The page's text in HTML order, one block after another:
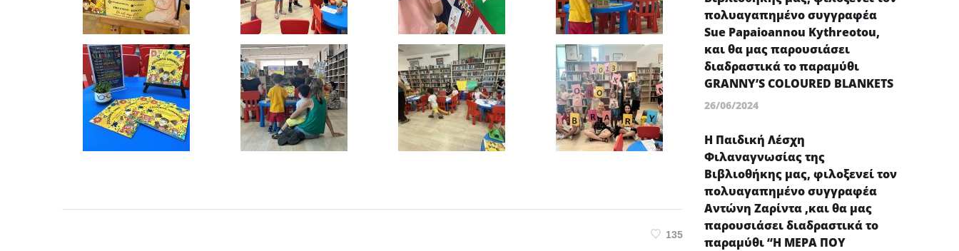
135
πολυαγαπημένο συγγραφέα
Sue Papaioannou Kythreotou,
και θα μας παρουσιάσει
διαδραστικά το παραμύθι
GRANNY’S COLOURED BLANKETS
26/06/2024
Η Παιδική Λέσχη
Φιλαναγνωσίας της
Βιβλιοθήκης μας, φιλοξενεί τον
πολυαγαπημένο συγγραφέα
Αντώνη Ζαρίντα ,και θα μας
παρουσιάσει διαδραστικά το
παραμύθι “Η ΜΕΡΑ ΠΟΥ